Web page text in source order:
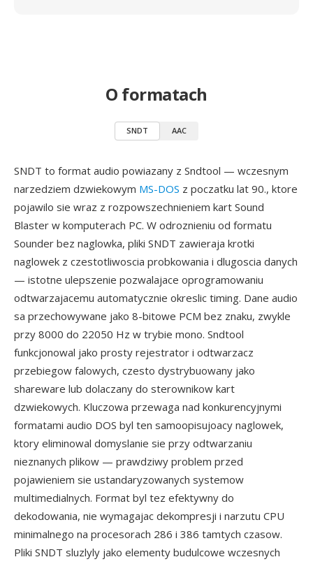
O formatach
SNDT AAC
SNDT to format audio powiazany z Sndtool — wczesnym
narzedziem dzwiekowym MS-DOS z poczatku lat 90., ktore
pojawilo sie wraz z rozpowszechnieniem kart Sound
Blaster w komputerach PC. W odroznieniu od formatu
Sounder bez naglowka, pliki SNDT zawieraja krotki
naglowek z czestotliwoscia probkowania i dlugoscia danych
— istotne ulepszenie pozwalajace oprogramowaniu
odtwarzajacemu automatycznie okreslic timing. Dane audio
sa przechowywane jako 8-bitowe PCM bez znaku, zwykle
przy 8000 do 22050 Hz w trybie mono. Sndtool
funkcjonowal jako prosty rejestrator i odtwarzacz
przebiegow falowych, czesto dystrybuowany jako
shareware lub dolaczany do sterownikow kart
dzwiekowych. Kluczowa przewaga nad konkurencyjnymi
formatami audio DOS byl ten samoopisujoacy naglowek,
ktory eliminowal domyslanie sie przy odtwarzaniu
nieznanych plikow — prawdziwy problem przed
pojawieniem sie ustandaryzowanych systemow
multimedialnych. Format byl tez efektywny do
dekodowania, nie wymagajac dekompresji i narzutu CPU
minimalnego na procesorach 286 i 386 tamtych czasow.
Pliki SNDT sluzlyly jako elementy budulcowe wczesnych